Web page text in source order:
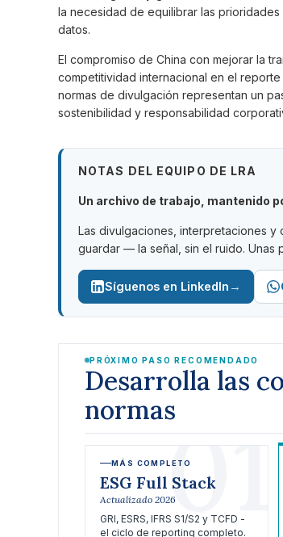
la necesidad de equilibrar las
datos.
El compromiso de China con mejorar la
competitividad internacional en el
normas de divulgación representan un
sostenibilidad y responsabilidad
NOTAS DEL EQUIPO DE LRA
Un archivo de trabajo, mantenido
Las divulgaciones, interpretaciones y
guardar — la señal, sin el ruido. Unas
Síguenos en LinkedIn →
PRÓXIMO PASO RECOMENDADO
Desarrolla las
normas01
MÁS COMPLETO
ESG Full Stack
Actualizado 2026
GRI, ESRS, IFRS S1/S2 y TCFD -
el ciclo de reporting completo.